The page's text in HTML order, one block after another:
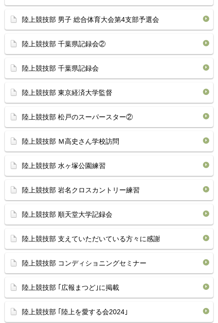
陸上競技部 男子 総合体育大会第4支部予選会
陸上競技部 千葉県記録会②
陸上競技部 千葉県記録会
陸上競技部 東京経済大学監督
陸上競技部 松戸のスーパースター②
陸上競技部 Ｍ高史さん学校訪問
陸上競技部 水ヶ塚公園練習
陸上競技部 岩名クロスカントリー練習
陸上競技部 順天堂大学記録会
陸上競技部 支えていただいている方々に感謝
陸上競技部 コンディショニングセミナー
陸上競技部 ｢広報まつど｣に掲載
陸上競技部 ｢陸上を愛する会2024｣